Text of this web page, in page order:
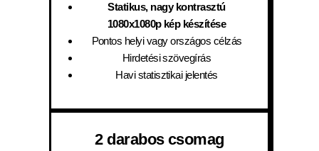
Statikus, nagy kontrasztú
1080x1080p kép készítése
Pontos helyi vagy országos célzás
Hirdetési szövegírás
Havi statisztikai jelentés
2 darabos csomag